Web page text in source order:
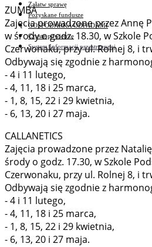
Załatw sprawę
Pozyskane fundusze
GOSPODARKA ODPADAMI
Czyste powietrze
System Informacji przestrzennej
ZUMBA
Zajęcia prowadzone przez Annę
w środy o godz. 18.30, w Szkole
Czerwonaku, przy ul. Rolnej 8, i
Odbywają się zgodnie z
- 4 i 11 lutego,
- 4, 11, 18 i 25 marca,
- 1, 8, 15, 22 i 29 kwietnia,
- 6, 13, 20 i 27 maja.
CALLANETICS
Zajęcia prowadzone przez
środy o godz. 17.30, w Szkole
Czerwonaku, przy ul. Rolnej 8, i
Odbywają się zgodnie z
- 4 i 11 lutego,
- 4, 11, 18 i 25 marca,
- 1, 8, 15, 22 i 29 kwietnia,
- 6, 13, 20 i 27 maja.